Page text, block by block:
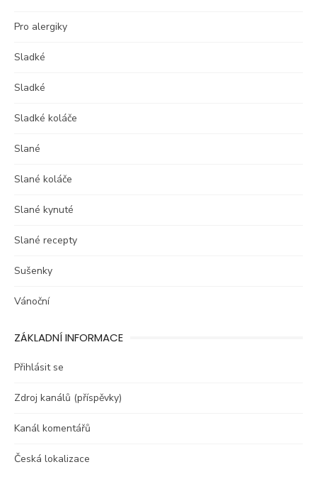
Pro alergiky
Sladké
Sladké
Sladké koláče
Slané
Slané koláče
Slané kynuté
Slané recepty
Sušenky
Vánoční
ZÁKLADNÍ INFORMACE
Přihlásit se
Zdroj kanálů (příspěvky)
Kanál komentářů
Česká lokalizace